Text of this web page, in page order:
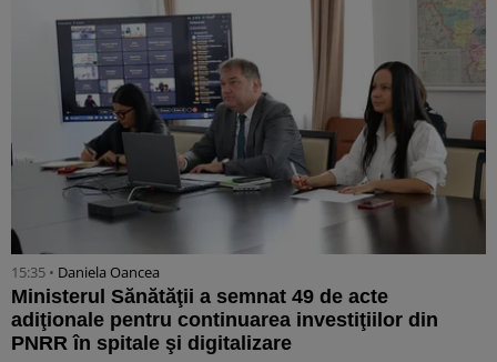
15:35 • Daniela Oancea
Ministerul Sănătăţii a semnat 49 de acte
adiţionale pentru continuarea investiţiilor din
PNRR în spitale şi digitalizare